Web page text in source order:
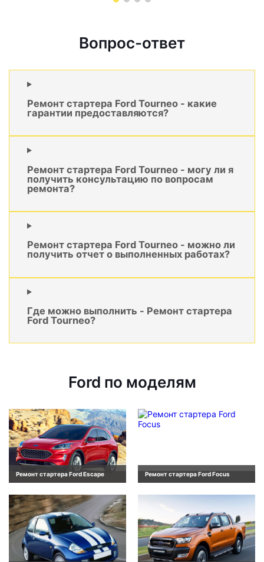
Вопрос-ответ
Ремонт стартера Ford Tourneo - какие
гарантии предоставляются?
Ремонт стартера Ford Tourneo - могу ли я
получить консультацию по вопросам
ремонта?
Ремонт стартера Ford Tourneo - можно ли
получить отчет о выполненных работах?
Где можно выполнить - Ремонт стартера
Ford Tourneo?
Ford по моделям
Ремонт стартера Ford Escape Ремонт стартера Ford Focus